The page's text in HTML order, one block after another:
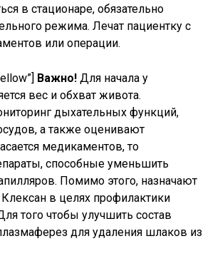
в стационаре, обязательно
режима. Лечат пациентку с
или операции.
Важно!Для начала у
вес и обхват живота.
дыхательных функций,
а также оценивают
медикаментов, то
способные уменьшить
Помимо этого, назначают
в целях профилактики
того чтобы улучшить состав
для удаления шлаков из